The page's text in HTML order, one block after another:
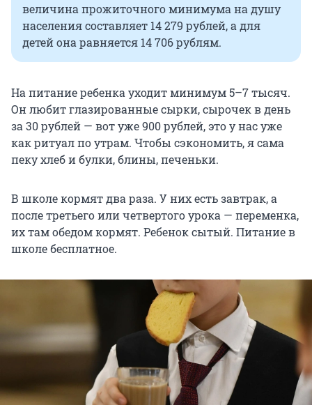
величина прожиточного минимума на душу
населения составляет 14 279 рублей, а для
детей она равняется 14 706 рублям.
На питание ребенка уходит минимум 5–7 тысяч.
Он любит глазированные сырки, сырочек в день
за 30 рублей — вот уже 900 рублей, это у нас уже
как ритуал по утрам. Чтобы сэкономить, я сама
пеку хлеб и булки, блины, печеньки.
В школе кормят два раза. У них есть завтрак, а
после третьего или четвертого урока — переменка,
их там обедом кормят. Ребенок сытый. Питание в
школе бесплатное.